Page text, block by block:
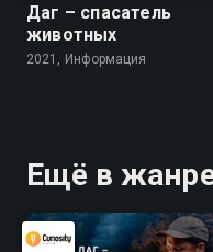
Даг – спасатель
животных
2021, Информация
Ещё в